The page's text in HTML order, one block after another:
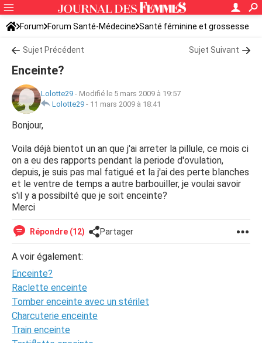
Forum Forum Santé-Médecine Santé féminine et grossesse
Sujet Précédent Sujet Suivant
Enceinte?
Lolotte29 - Modifié le 5 mars 2009 à 19:57
Lolotte29 - 11 mars 2009 à 18:41
Bonjour,
Voila déjà bientot un an que j'ai arreter la pillule, ce mois ci
on a eu des rapports pendant la periode d'ovulation,
depuis, je suis pas mal fatigué et la j'ai des perte blanches
et le ventre de temps a autre barbouiller, je voulai savoir
s'il y a possibilté que je soit enceinte?
Merci
Répondre (12) Partager
A voir également:
Enceinte?
Raclette enceinte
Tomber enceinte avec un stérilet
Charcuterie enceinte
Train enceinte